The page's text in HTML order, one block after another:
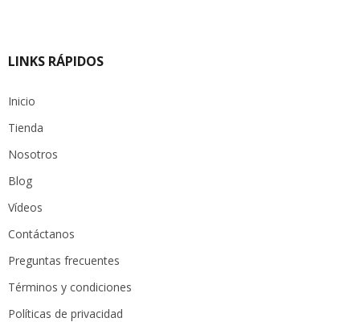
LINKS RÁPIDOS
Inicio
Tienda
Nosotros
Blog
Vídeos
Contáctanos
Preguntas frecuentes
Términos y condiciones
Políticas de privacidad